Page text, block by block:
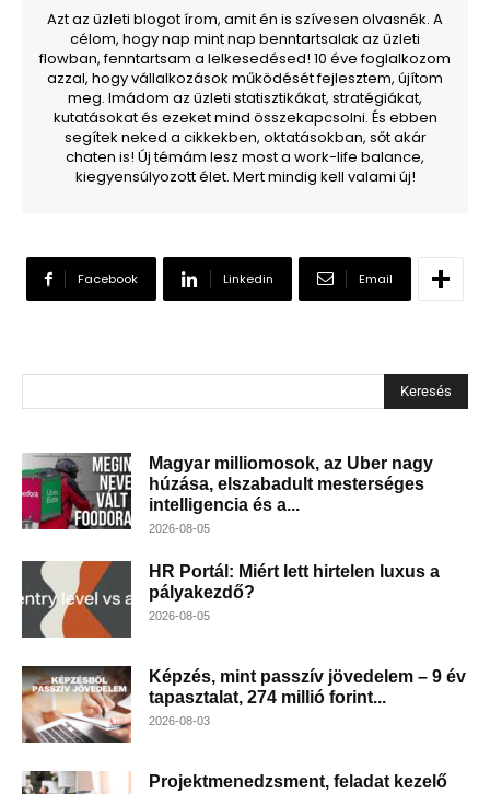
Azt az üzleti blogot írom, amit én is szívesen olvasnék. A
célom, hogy nap mint nap benntartsalak az üzleti
flowban, fenntartsam a lelkesedésed! 10 éve foglalkozom
azzal, hogy vállalkozások működését fejlesztem, újítom
meg. Imádom az üzleti statisztikákat, stratégiákat,
kutatásokat és ezeket mind összekapcsolni. És ebben
segítek neked a cikkekben, oktatásokban, sőt akár
chaten is! Új témám lesz most a work-life balance,
kiegyensúlyozott élet. Mert mindig kell valami új!
Facebook Linkedin Email
Keresés
Magyar milliomosok, az Uber nagy
húzása, elszabadult mesterséges
intelligencia és a...
2026-08-05
HR Portál: Miért lett hirtelen luxus a
pályakezdő?
2026-08-05
Képzés, mint passzív jövedelem – 9 év
tapasztalat, 274 millió forint...
2026-08-03
Projektmenedzsment, feladat kezelő